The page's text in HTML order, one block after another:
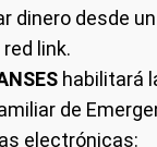
dinero desde
link.
habilitará
de
electrónicas: